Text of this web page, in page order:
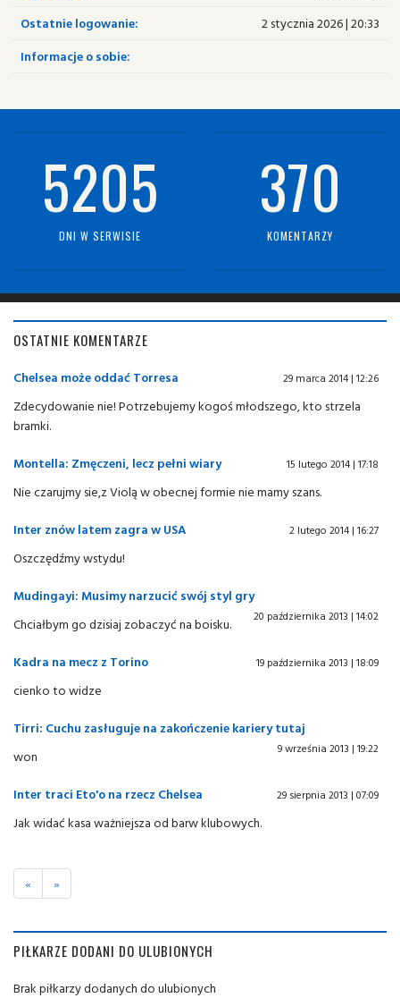
Ostatnie logowanie:
2 stycznia 2026 | 20:33
Informacje o sobie:
5205
DNI W SERWISIE
370
KOMENTARZY
OSTATNIE KOMENTARZE
Chelsea może oddać Torresa 29 marca 2014 | 12:26
Zdecydowanie nie! Potrzebujemy kogoś młodszego, kto strzela
bramki.
Montella: Zmęczeni, lecz pełni wiary
15 lutego 2014 | 17:18
Nie czarujmy sie,z Violą w obecnej formie nie mamy szans.
Inter znów latem zagra w USA
2 lutego 2014 | 16:27
Oszczędźmy wstydu!
Mudingayi: Musimy narzucić swój styl gry
20 października 2013 | 14:02
Chciałbym go dzisiaj zobaczyć na boisku.
Kadra na mecz z Torino
19 października 2013 | 18:09
cienko to widze
Tirri: Cuchu zasługuje na zakończenie kariery tutaj
9 września 2013 | 19:22
won
Inter traci Eto'o na rzecz Chelsea
29 sierpnia 2013 | 07:09
Jak widać kasa ważniejsza od barw klubowych.
« »
PIŁKARZE DODANI DO ULUBIONYCH
Brak piłkarzy dodanych do ulubionych